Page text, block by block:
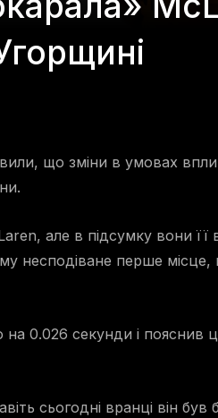
що зміни в умовах
але в підсумку вони її
несподіване перше місце,
на 0.026 секунди і пояснив
сьогодні вранці він був